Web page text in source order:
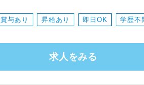
※レッスンは1対1の少人数
業務の変更の範囲：会社の
就業場所の変更の範囲：会
賞与あり 昇給あり 即日OK 学歴不
求人をみる